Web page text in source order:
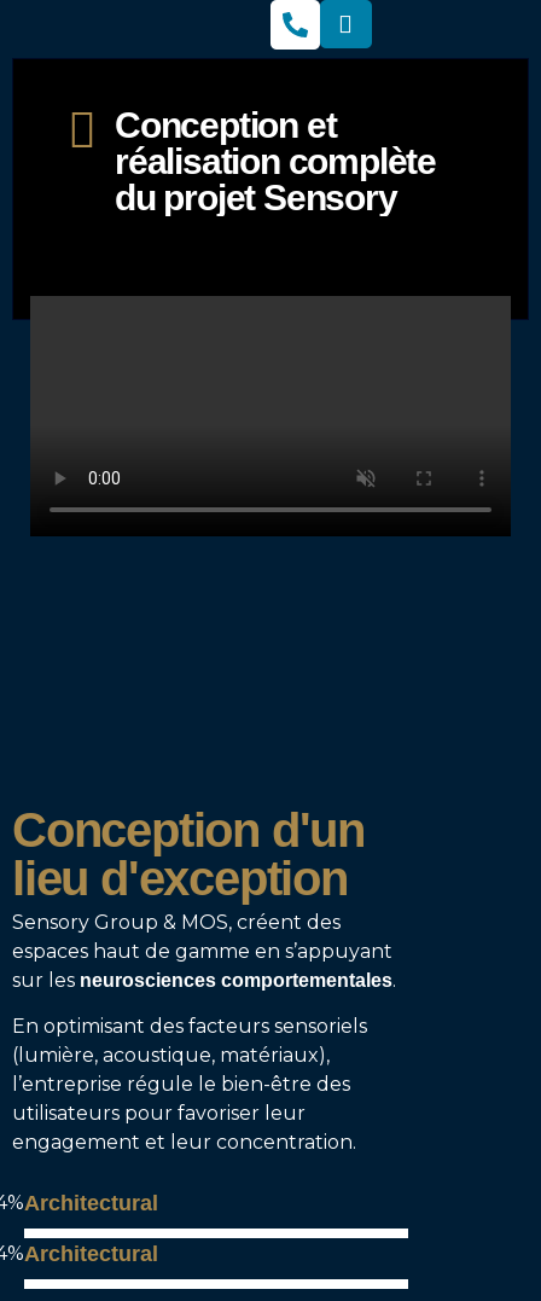
Conception et
réalisation complète
du projet Sensory
Conception d'un
lieu d'exception
Sensory Group & MOS, créent des
espaces haut de gamme en s’appuyant
sur les neurosciences comportementales.
En optimisant des facteurs sensoriels
(lumière, acoustique, matériaux),
l’entreprise régule le bien-être des
utilisateurs pour favoriser leur
engagement et leur concentration.
Architectural
Architectural